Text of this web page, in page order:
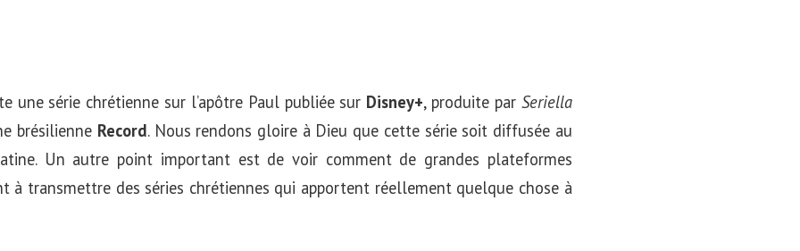
une série chrétienne sur l’apôtre Paul publiée sur Disney+, produite par Seriella
brésilienne Record. Nous rendons gloire à Dieu que cette série soit diffusée au
Un autre point important est de voir comment de grandes plateformes
à transmettre des séries chrétiennes qui apportent réellement quelque chose à